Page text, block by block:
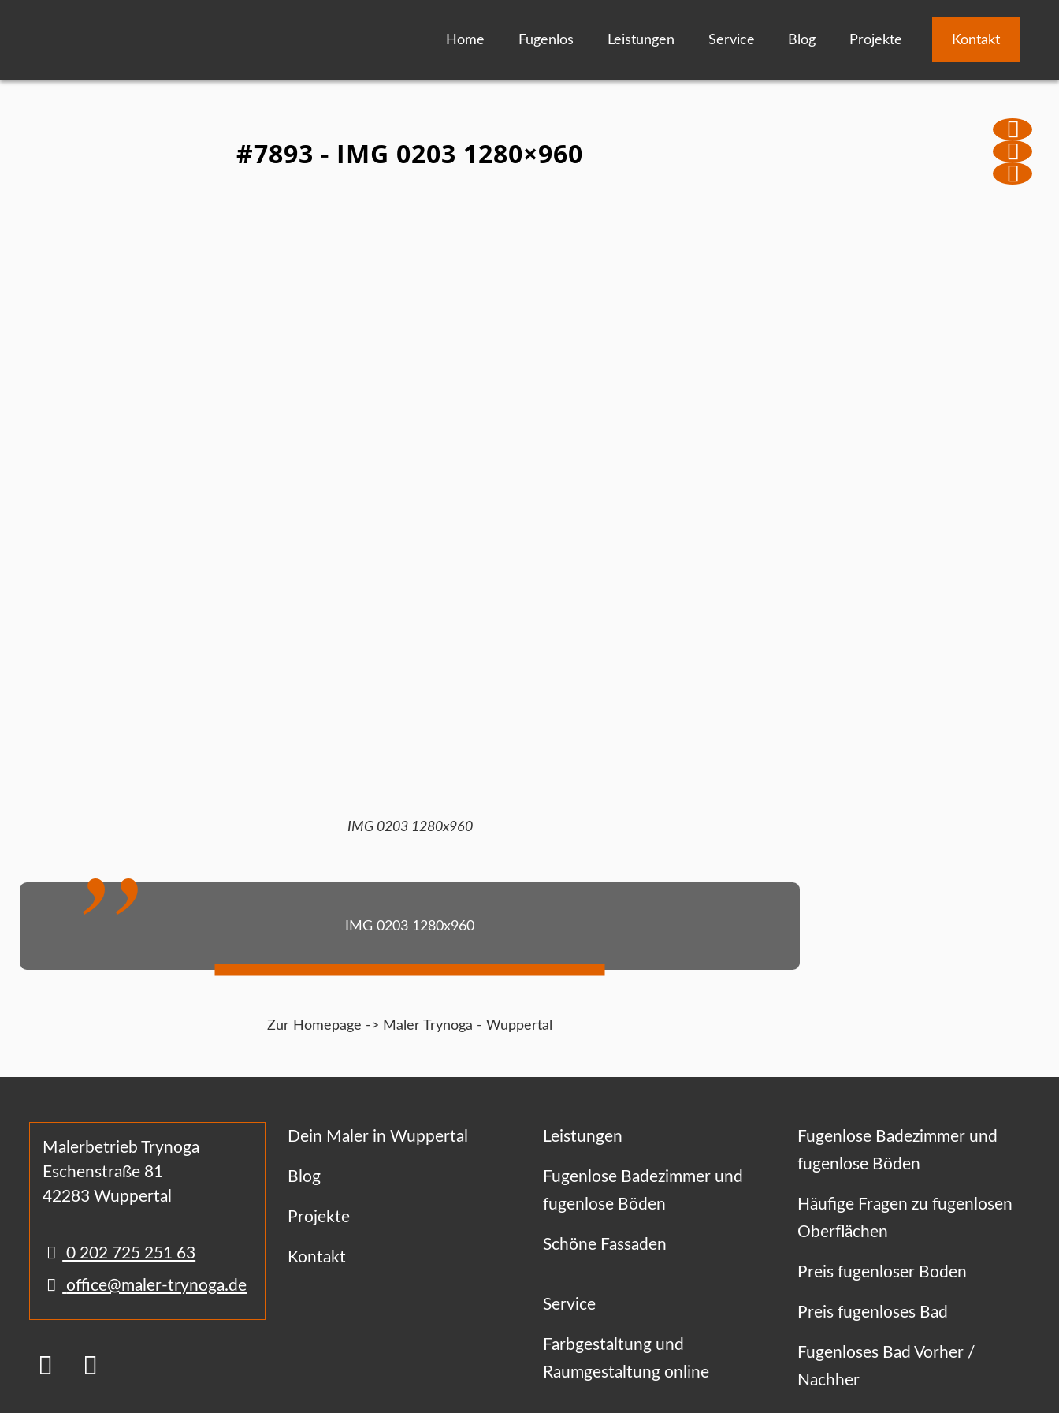
Home Fugenlos Leistungen Service Blog Projekte Kontakt
#7893 - IMG 0203 1280×960
IMG 0203 1280x960
IMG 0203 1280x960
Zur Homepage -> Maler Trynoga - Wuppertal
Malerbetrieb Trynoga
Eschenstraße 81
42283 Wuppertal
0 202 725 251 63
office@maler-trynoga.de
Dein Maler in Wuppertal
Blog
Projekte
Kontakt
Leistungen
Fugenlose Badezimmer und
fugenlose Böden
Schöne Fassaden
Service
Farbgestaltung und
Raumgestaltung online
Fugenlose Badezimmer und
fugenlose Böden
Häufige Fragen zu fugenlosen
Oberflächen
Preis fugenloser Boden
Preis fugenloses Bad
Fugenloses Bad Vorher /
Nachher